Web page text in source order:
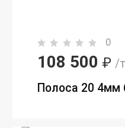
0
108 500 ₽ /
Полоса 20 4мм